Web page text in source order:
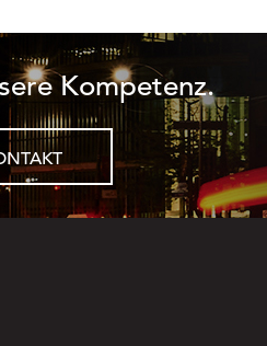
Kompetenz.